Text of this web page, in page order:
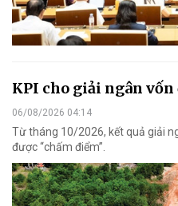
KPI cho giải ngân vốn
06/08/2026 04:14
Từ tháng 10/2026, kết quả giải
được “chấm điểm”.